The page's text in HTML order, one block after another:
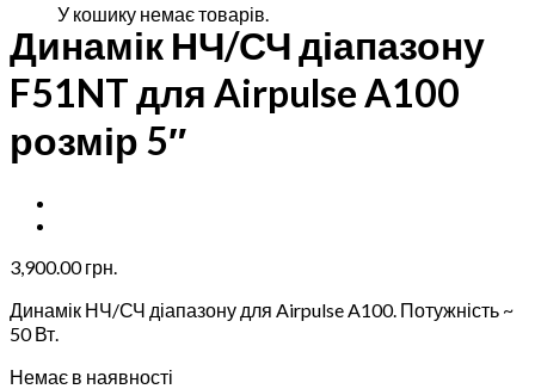
У кошику немає товарів.
Динамік НЧ/СЧ діапазону
F51NT для Airpulse A100
розмір 5″
3,900.00грн.
Динамік НЧ/СЧ діапазону для Airpulse A100. Потужність ~
50 Вт.
Немає в наявності